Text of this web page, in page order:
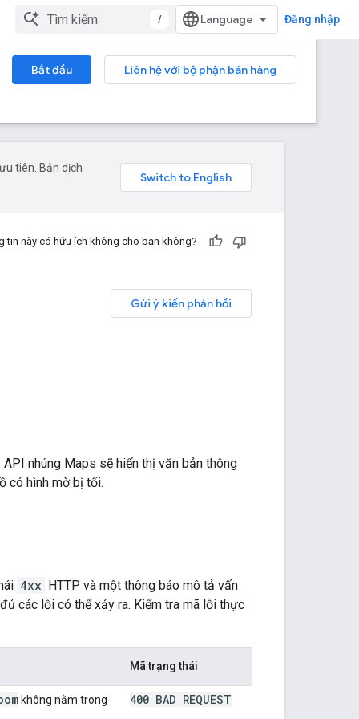
/ Đăng nhập
Bắt đầu Liên hệ với bộ phận bán hàng
tiên. Bản dịch
tin này có hữu ích không cho bạn không?
Gửi ý kiến phản hồi
nhúng Maps sẽ hiển thị văn bản thông
có hình mờ bị tối.
4xx HTTP và một thông báo mô tả vấn
các lỗi có thể xảy ra. Kiểm tra mã lỗi thực
Mã trạng thái
không nằm trong 400 BAD REQUEST